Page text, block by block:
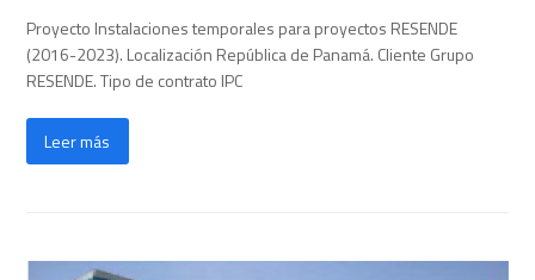
Proyecto Instalaciones temporales para proyectos RESENDE
(2016-2023). Localización República de Panamá. Cliente Grupo
RESENDE. Tipo de contrato IPC
Leer más